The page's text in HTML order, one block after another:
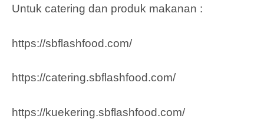
Untuk catering dan produk makanan :
https://sbflashfood.com/
https://catering.sbflashfood.com/
https://kuekering.sbflashfood.com/